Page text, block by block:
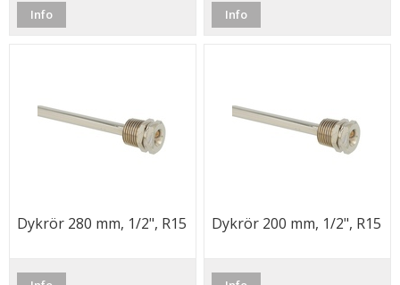
Info Info
Dykrör 280 mm, 1/2", R15 Dykrör 200 mm, 1/2", R15